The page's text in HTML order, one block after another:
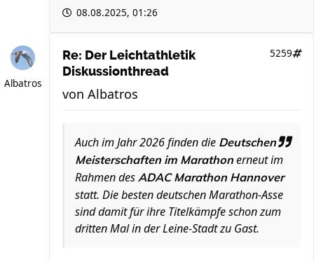
08.08.2025, 01:26
Albatros
Re: Der Leichtathletik
Diskussionthread
5259
von Albatros
Auch im Jahr 2026 finden die Deutschen
Meisterschaften im Marathon erneut im
Rahmen des ADAC Marathon Hannover
statt. Die besten deutschen Marathon-Asse
sind damit für ihre Titelkämpfe schon zum
dritten Mal in der Leine-Stadt zu Gast.